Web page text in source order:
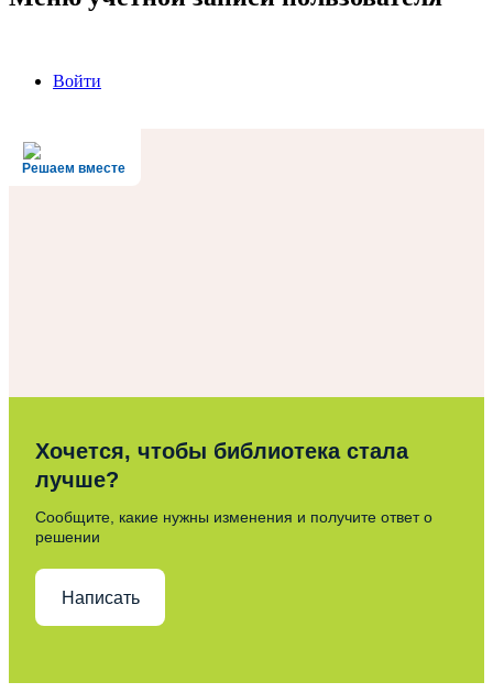
Войти
Решаем вместе
Хочется, чтобы библиотека стала
лучше?
Сообщите, какие нужны изменения и получите ответ о
решении
Написать